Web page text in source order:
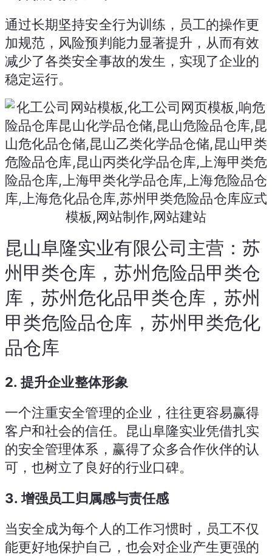
通过长期坚持安全行为训练，员工的操作更
加规范，风险预判能力显著提升，从而有效
减少了各类安全事故的发生，实现了企业的
稳定运行。
昆山阜隆实业有限公司主营：苏
州甲类仓库，苏州危险品甲类仓
库，苏州危化品甲类仓库，苏州
甲类危险品仓库，苏州甲类危化
品仓库
2.提升企业整体形象
一个注重安全管理的企业，往往更容易赢得
客户和社会的信任。昆山阜隆实业凭借扎实
的安全管理体系，赢得了众多合作伙伴的认
可，也树立了良好的行业口碑。
3.增强员工归属感与责任感
当安全成为每个人的工作习惯时，员工不仅
能更好地保护自己，也会对企业产生更强的